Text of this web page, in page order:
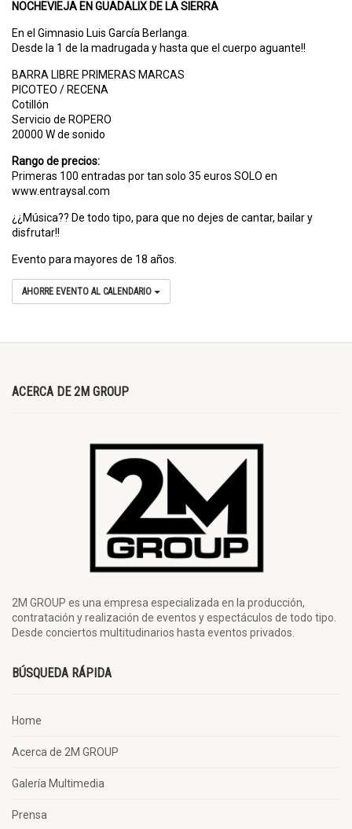
NOCHEVIEJA EN GUADALIX DE LA SIERRA
En el Gimnasio Luis García Berlanga.
Desde la 1 de la madrugada y hasta que el cuerpo aguante!!
BARRA LIBRE PRIMERAS MARCAS
PICOTEO / RECENA
Cotillón
Servicio de ROPERO
20000 W de sonido
Rango de precios:
Primeras 100 entradas por tan solo 35 euros SOLO en
www.entraysal.com
¿¿Música?? De todo tipo, para que no dejes de cantar, bailar y
disfrutar!!
Evento para mayores de 18 años.
AHORRE EVENTO AL CALENDARIO
ACERCA DE 2M GROUP
2M GROUP es una empresa especializada en la producción,
contratación y realización de eventos y espectáculos de todo tipo.
Desde conciertos multitudinarios hasta eventos privados.
BÚSQUEDA RÁPIDA
Home
Acerca de 2M GROUP
Galería Multimedia
Prensa